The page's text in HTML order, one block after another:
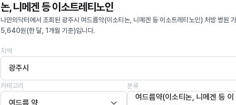
논, 니메겐 등 이소트레티노인
나만의닥터에서 조회된 광주시 여드름약(이소티논, 니메겐 등 이소트레티노인) 처방 병원
5,640원(한 달, 1개월 기준)입니다.
지역
광주시
카테고리
여드름 약
분류
여드름약(이소티논, 니메겐 등 이